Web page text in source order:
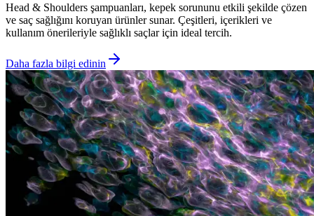
Head & Shoulders şampuanları, kepek sorununu etkili şekilde çözen
ve saç sağlığını koruyan ürünler sunar. Çeşitleri, içerikleri ve
kullanım önerileriyle sağlıklı saçlar için ideal tercih.
Daha fazla bilgi edinin